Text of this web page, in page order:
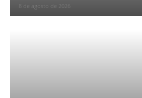
8 de agosto de 2026